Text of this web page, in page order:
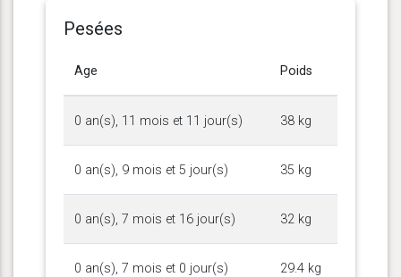
Pesées
Age Poids
0 an(s), 11 mois et 11 jour(s) 38 kg
0 an(s), 9 mois et 5 jour(s) 35 kg
0 an(s), 7 mois et 16 jour(s) 32 kg
0 an(s), 7 mois et 0 jour(s) 29.4 kg